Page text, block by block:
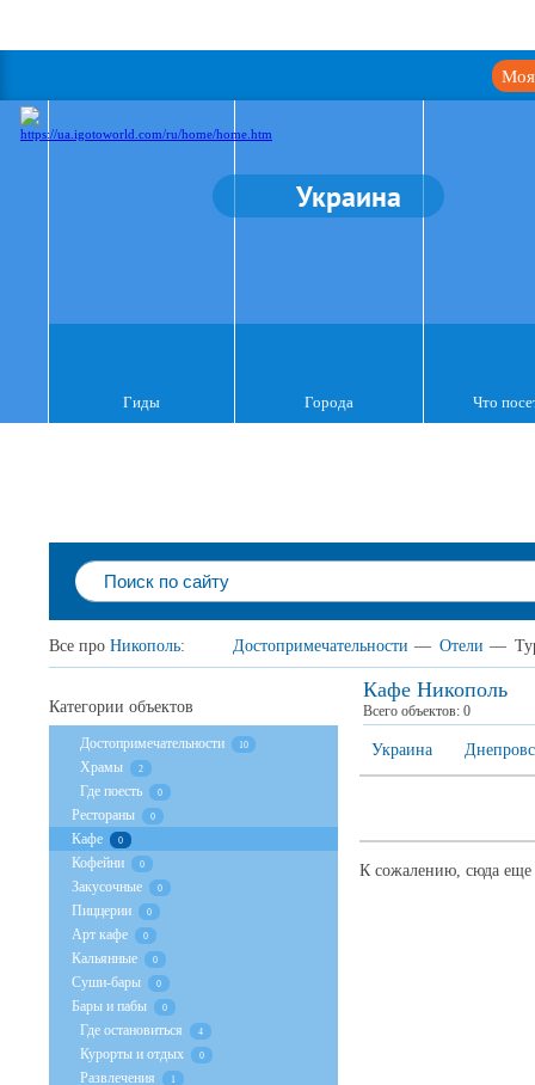
Моя
Украина
Гиды Города Что
Все про Никополь: Достопримечательности — Отели —
Кафе Никополь
Всего объектов: 0
Украина
К сожалению, сюда еще
Категории объектов
Достопримечательности 10
Храмы 2
Где поесть 0
Рестораны 0
Кафе 0
Кофейни 0
Закусочные 0
Пиццерии 0
Арт кафе 0
Кальянные 0
Суши-бары 0
Бары и пабы 0
Где остановиться 4
Курорты и отдых 0
Развлечения 1